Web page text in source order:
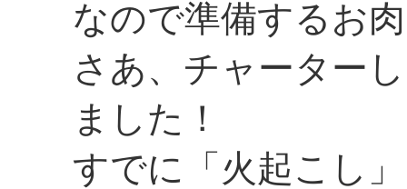
なので準備するお
さあ、チャーター
ました！
すでに「火起こし